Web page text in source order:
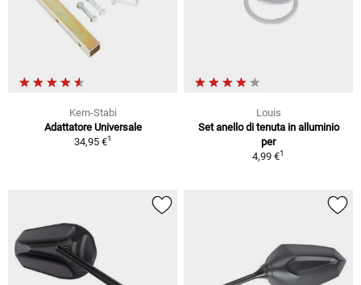
Kern-Stabi
Adattatore Universale
34,95 €1
Louis
Set anello di tenuta in alluminio
per
4,99 €1